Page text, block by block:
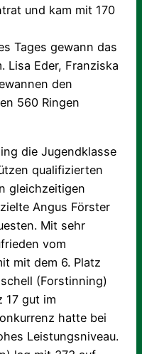
und kam mit 170
Tages gewann das
Lisa Eder, Franziska
den
560 Ringen
die Jugendklasse
qualifizierten
gleichzeitigen
Angus Förster
Mit sehr
vom
mit dem 6. Platz
(Forstinning)
17 gut im
hatte bei
Leistungsniveau.